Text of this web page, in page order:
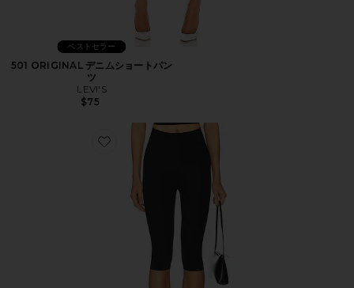
ベストセラー
501 ORIGINAL デニムショートパン
ツ
LEVI'S
$75
Favorite カプリレギンス